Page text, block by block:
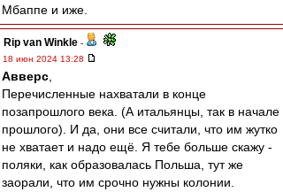
Мбаппе и иже.
Rip van Winkle -
18 июн 2024 13:28
Авверс
Перечисленные нахватали в конце
позапрошлого века. (А итальянцы, так в начале
прошлого). И да, они все считали, что им жутко
не хватает и надо ещё. Я тебе больше скажу -
поляки, как образовалась Польша, тут же
заорали, что им срочно нужны колонии.